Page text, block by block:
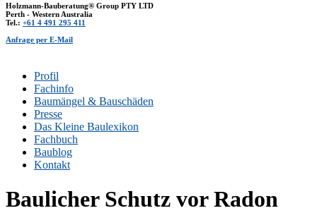
Holzmann-Bauberatung® Group PTY LTD
Perth - Western Australia
Tel.: +61 4 491 295 411
Anfrage per E-Mail
Profil
Fachinfo
Baumängel & Bauschäden
Presse
Das Kleine Baulexikon
Fachbuch
Baublog
Kontakt
Baulicher Schutz vor Radon